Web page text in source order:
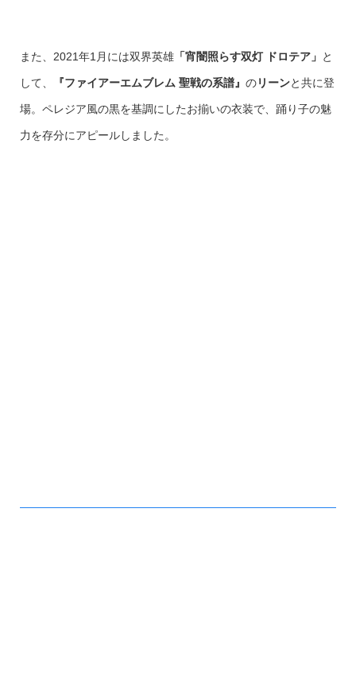
また、2021年1月には双界英雄「宵闇照らす双灯 ドロテア」 と
して、 『ファイアーエムブレム 聖戦の系譜』 のリーンと共に登
場。ペレジア風の黒を基調にしたお揃いの衣装で、踊り子の魅
力を存分にアピールしました。